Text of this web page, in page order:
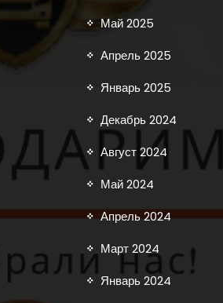
Май 2025
Апрель 2025
Январь 2025
Декабрь 2024
Август 2024
Май 2024
Апрель 2024
Март 2024
Январь 2024